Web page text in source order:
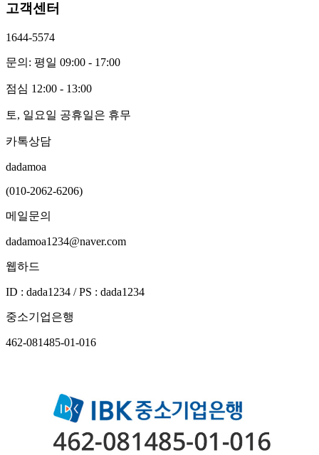
고객센터
1644-5574
문의: 평일 09:00 - 17:00
점심 12:00 - 13:00
토, 일요일 공휴일은 휴무
카톡상담
dadamoa
(010-2062-6206)
메일문의
dadamoa1234@naver.com
웹하드
ID : dada1234 / PS : dada1234
중소기업은행
462-081485-01-016